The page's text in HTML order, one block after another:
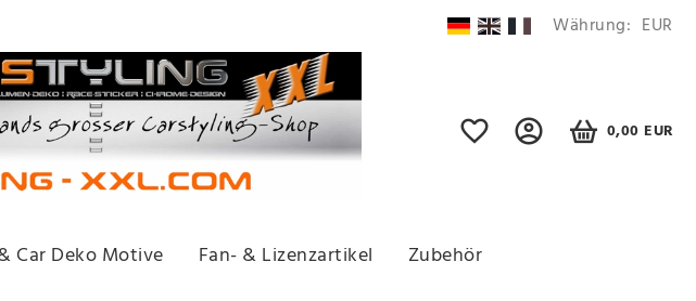
Währung: EUR
0,00 EUR
Car Deko Motive Fan- & Lizenzartikel
Zubehör